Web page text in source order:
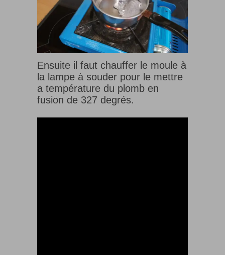
Ensuite il faut chauffer le moule à
la lampe à souder pour le mettre
a température du plomb en
fusion de 327 degrés.